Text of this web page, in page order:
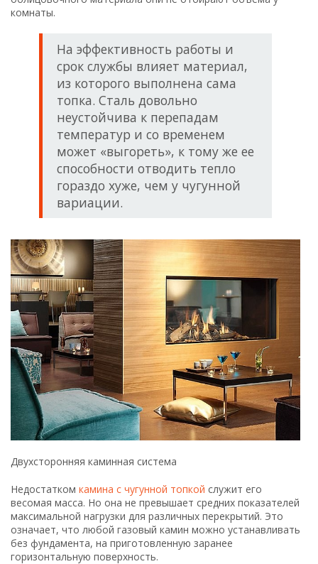
комнаты.
На эффективность работы и
срок службы влияет материал,
из которого выполнена сама
топка. Сталь довольно
неустойчива к перепадам
температур и со временем
может «выгореть», к тому же ее
способности отводить тепло
гораздо хуже, чем у чугунной
вариации.
Двухсторонняя каминная система
Недостатком камина с чугунной топкой служит его
весомая масса. Но она не превышает средних показателей
максимальной нагрузки для различных перекрытий. Это
означает, что любой газовый камин можно устанавливать
без фундамента, на приготовленную заранее
горизонтальную поверхность.